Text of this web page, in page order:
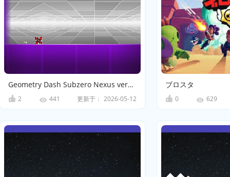
Geometry Dash Subzero Nexus version
2 441 更新于： 2026-05-12
ブロスタ
0 629